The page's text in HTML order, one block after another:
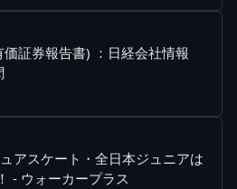
証券報告書) ：日経会社情報
アスケート・全日本ジュニアは
- ウォーカープラス